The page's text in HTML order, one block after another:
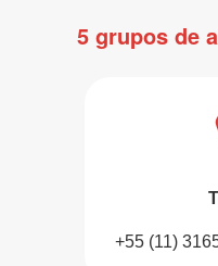
5 grupos de
+55 (11)